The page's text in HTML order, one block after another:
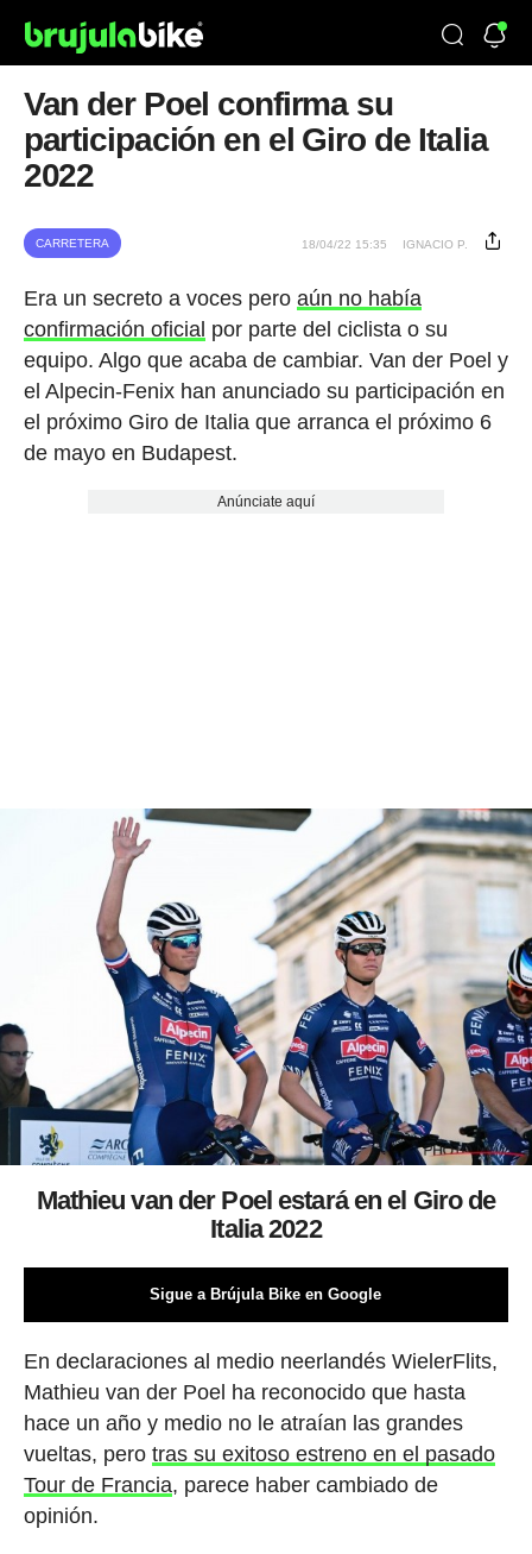
Van der Poel confirma su
participación en el Giro de Italia
2022
CARRETERA 18/04/22 15:35 IGNACIO P.
Era un secreto a voces pero aún no había
confirmación oficial por parte del ciclista o su
equipo. Algo que acaba de cambiar. Van der Poel y
el Alpecin-Fenix han anunciado su participación en
el próximo Giro de Italia que arranca el próximo 6
de mayo en Budapest.
Anúnciate aquí
Mathieu van der Poel estará en el Giro de
Italia 2022
Sigue a Brújula Bike en Google
En declaraciones al medio neerlandés WielerFlits,
Mathieu van der Poel ha reconocido que hasta
hace un año y medio no le atraían las grandes
vueltas, pero tras su exitoso estreno en el pasado
Tour de Francia, parece haber cambiado de
opinión.